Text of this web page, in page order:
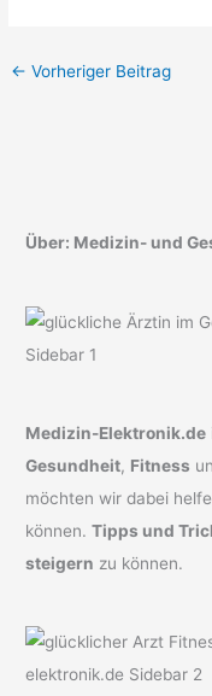
← Vorheriger Beitrag
Über: Medizin- und
Medizin-Elektronik.de
Gesundheit, Fitness
möchten wir dabei
können.Tipps und
steigern zu können.